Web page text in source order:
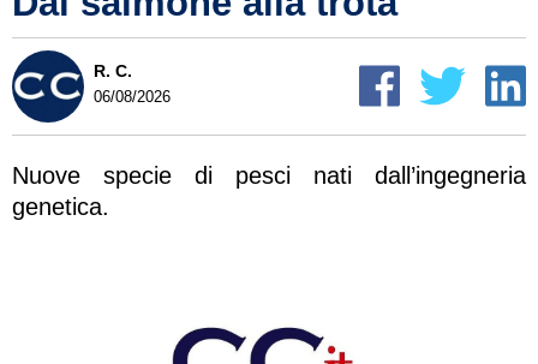
R. C.
06/08/2026
Nuove specie di pesci nati dall’ingegneria
genetica.